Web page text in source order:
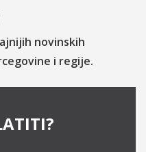
novinskih
i regije.